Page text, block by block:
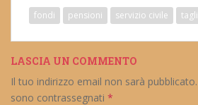
fondi pensioni servizio civile tagli
LASCIA UN COMMENTO
Il tuo indirizzo email non sarà pubblicato.
sono contrassegnati *